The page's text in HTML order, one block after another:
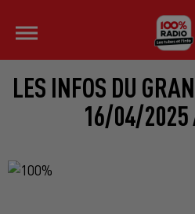
LES INFOS DU
16/04/2025